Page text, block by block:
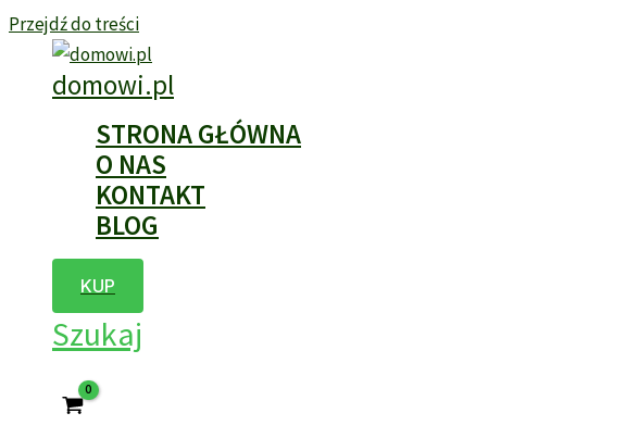
Przejdź do treści
domowi.pl
STRONA GŁÓWNA
O NAS
KONTAKT
BLOG
KUP
Szukaj